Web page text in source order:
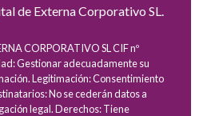
de Externa Corporativo SL.
CORPORATIVO SL CIF nº
Gestionar adecuadamente su
Legitimación: Consentimiento
No se cederán datos a
legal. Derechos: Tiene